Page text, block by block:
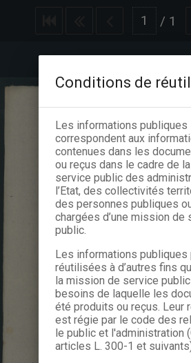
/ 1
Conditions de
Les informations publiques
correspondent aux
contenues dans les
ou reçus dans le cadre de
service public des
l’Etat, des collectivités
des personnes publiques
chargées d’une mission de
public.
Les informations publiques
réutilisées à d’autres fins
la mission de service
besoins de laquelle les
été produits ou reçus. Leur
est régie par le code des
le public et l'administration
articles L. 300-1 et